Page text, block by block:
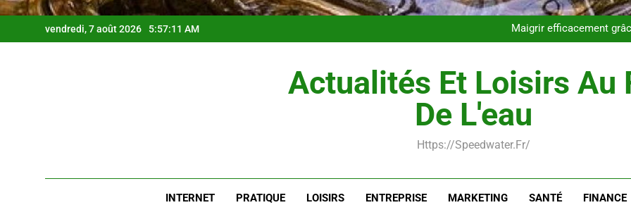
vendredi, 7 août 2026 5:57:12 AM
Infection chronique de l’oreille
Maigrir efficacement
Postures de yoga
Maigrir efficacement
Postures de yoga
Actualités Et Loisirs Au
De L'eau
Https://speedwater.fr/
INTERNET PRATIQUE LOISIRS ENTREPRISE MARKETING SANTÉ FINANCE